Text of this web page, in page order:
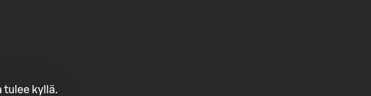
tulee kyllä.